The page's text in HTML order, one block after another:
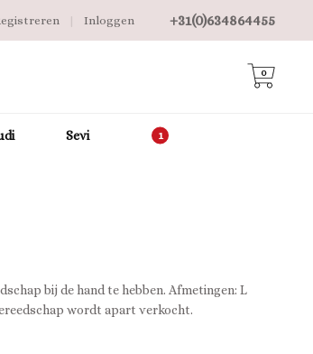
+31(0)634864455
Inloggen
|
0
Sevi
bij de hand te hebben. Afmetingen: L
wordt apart verkocht.